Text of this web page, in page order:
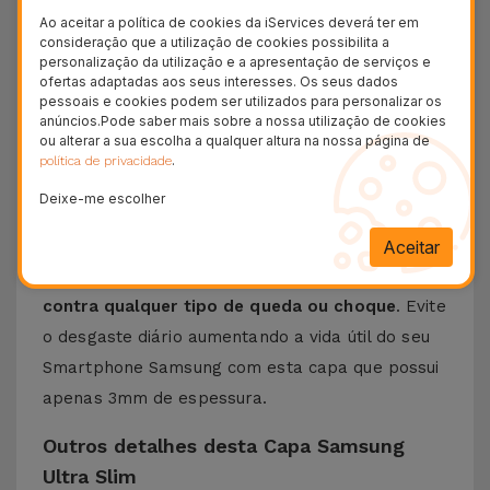
Eis aCapa Ultra Slim para Samsung, a escolha
ideal para quem procura proteger de forma
discreta e eficaz o seu telemóvel. Com um
design minimalista e elegante, esta capa
Samsung foi feita com o objetivo de dar
segurança ao equipamento sem adicionar volume
Criada a partir de materiais de alta qualidade, a
assegura proteção
contra qualquer tipo de queda ou choque. Evite
o desgaste diário aumentando a vida útil do seu
Smartphone Samsung com esta capa que possui
apenas 3mm de espessura.
Outros detalhes desta Capa Samsung
Ultra Slim
Ao aceitar a política de cookies da iServices deverá ter em
consideração que a utilização de cookies possibilita a
personalização da utilização e a apresentação de serviços e
ofertas adaptadas aos seus interesses. Os seus dados
pessoais e cookies podem ser utilizados para personalizar os
anúncios.Pode saber mais sobre a nossa utilização de cookies
ou alterar a sua escolha a qualquer altura na nossa página de
política de privacidade.
Deixe-me escolher
Aceitar